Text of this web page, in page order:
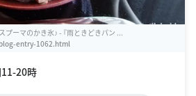
ーマのかき氷♪ - 『雨ときどきパン ...
entry-1062.html
20時